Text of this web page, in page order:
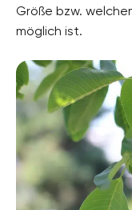
Größe bzw.
möglich ist.